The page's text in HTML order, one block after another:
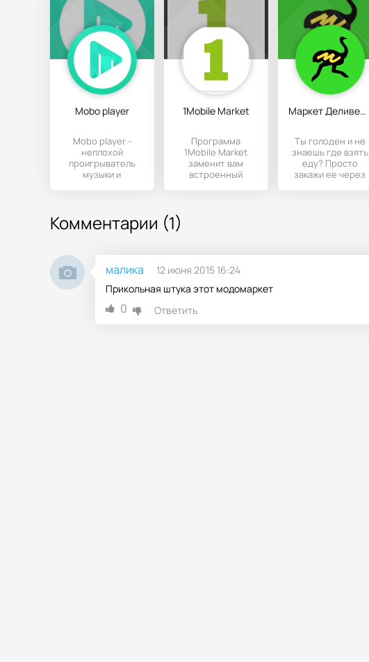
Mobo player
Mobo player -
неплохой
проигрыватель
музыки и
1Mobile Market
Программа
1Mobile Market
заменит вам
встроенный
Маркет Деливери: Delivery Club
Ты голоден и не
знаешь где взять
еду? Просто
закажи ее через
Комментарии (1)
малика
12 июня 2015 16:24
Прикольная штука этот модомаркет
0 Ответить